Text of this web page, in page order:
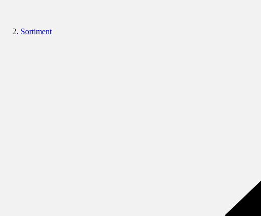
Sortiment